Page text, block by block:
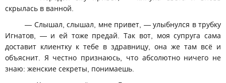
скрылась в ванной.
— Слышал, слышал, мне привет, — улыбнулся в трубку
Игнатов, — и ей тоже предай. Так вот, моя супруга сама
доставит клиентку к тебе в здравницу, она же там всё и
объяснит. Я честно признаюсь, что абсолютно ничего не
знаю: женские секреты, понимаешь.